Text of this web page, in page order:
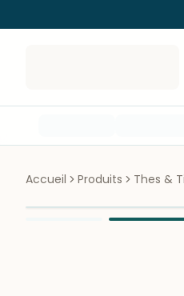
Accueil Produits Thes &